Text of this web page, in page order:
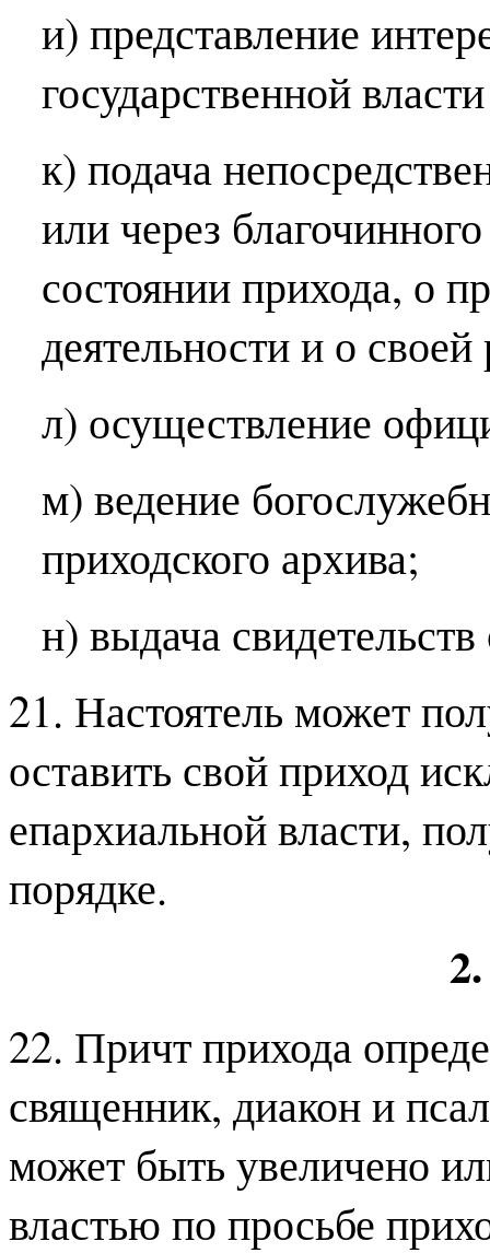
и) представление
государственной
к) подача
или через
состоянии прихода, о
деятельности и о своей
л) осуществление
м) ведение
приходского архива;
н) выдача
21. Настоятель может
оставить свой приход
епархиальной власти,
порядке.
22. Причт прихода
священник, диакон и
может быть увеличено
властью по просьбе